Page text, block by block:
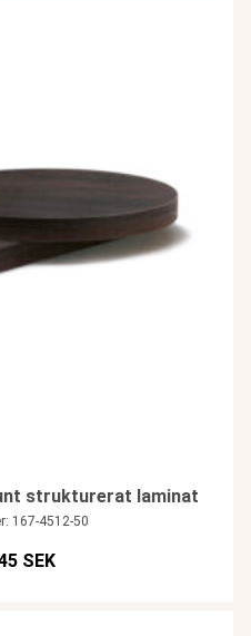
strukturerat laminat
167-4512-50
SEK